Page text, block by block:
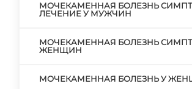
МОЧЕКАМЕННАЯ БОЛЕЗНЬ
ЛЕЧЕНИЕ У МУЖЧИН
МОЧЕКАМЕННАЯ БОЛЕЗНЬ
ЖЕНЩИН
МОЧЕКАМЕННАЯ БОЛЕЗНЬ У